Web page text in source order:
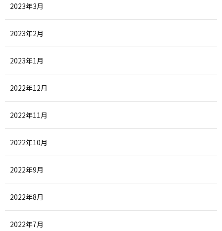
2023年3月
2023年2月
2023年1月
2022年12月
2022年11月
2022年10月
2022年9月
2022年8月
2022年7月